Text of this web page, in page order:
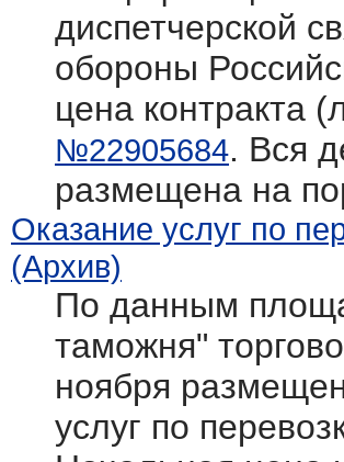
диспетчерской
обороны
цена контракта
№22905684. Вся
размещена на
Оказание услуг по
(Архив)
По данным
таможня"
ноября
услуг по